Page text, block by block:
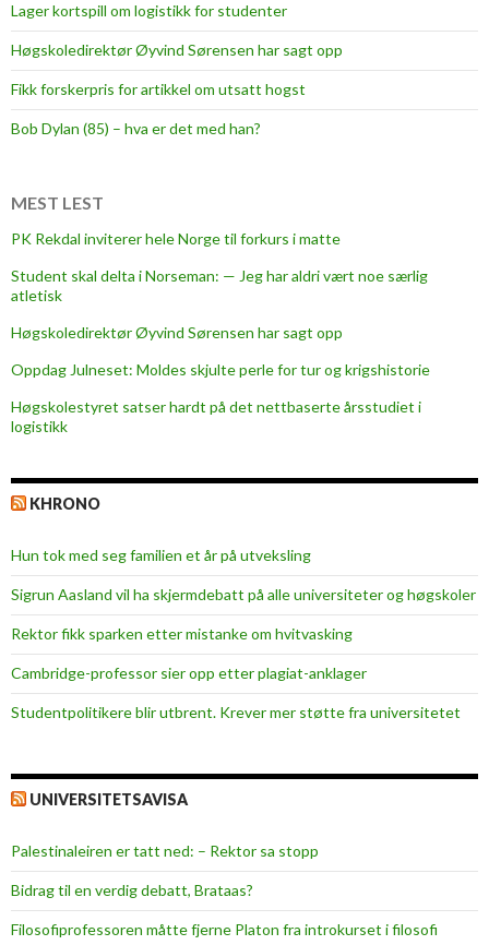
r
a
t
p
s
e
Lager kortspill om logistikk for studenter
Høgskoledirektør Øyvind Sørensen har sagt opp
Fikk forskerpris for artikkel om utsatt hogst
Bob Dylan (85) – hva er det med han?
MEST LEST
PK Rekdal inviterer hele Norge til forkurs i matte
Student skal delta i Norseman: — Jeg har aldri vært noe særlig
atletisk
Høgskoledirektør Øyvind Sørensen har sagt opp
Oppdag Julneset: Moldes skjulte perle for tur og krigshistorie
Høgskolestyret satser hardt på det nettbaserte årsstudiet i
logistikk
KHRONO
Hun tok med seg familien et år på utveksling
Sigrun Aasland vil ha skjerm­debatt på alle universiteter og høgskoler
Rektor fikk sparken etter mistanke om hvitvasking
Cambridge-professor sier opp etter plagiat-anklager
Studentpolitikere blir utbrent. Krever mer støtte fra universitetet
UNIVERSITETSAVISA
Palestinaleiren er tatt ned: – Rektor sa stopp
Bidrag til en verdig debatt, Brataas?
Filosofiprofessoren måtte fjerne Platon fra introkurset i filosofi